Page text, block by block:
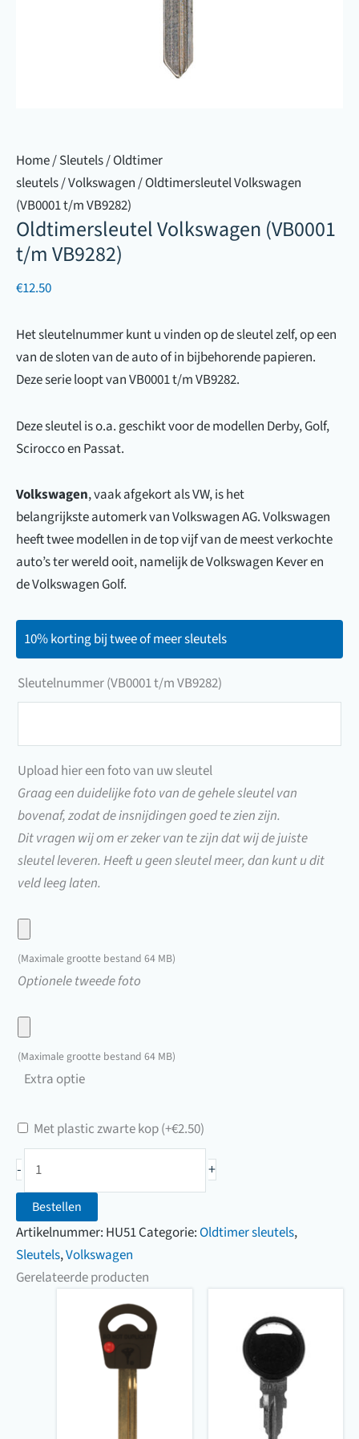
Home/Sleutels/Oldtimer
sleutels/Volkswagen/ Oldtimersleutel Volkswagen
(VB0001 t/m VB9282)
Oldtimersleutel Volkswagen (VB0001
t/m VB9282)
€12.50
Het sleutelnummer kunt u vinden op de sleutel zelf, op een
van de sloten van de auto of in bijbehorende papieren.
Deze serie loopt van VB0001 t/m VB9282.
Deze sleutel is o.a. geschikt voor de modellen Derby, Golf,
Scirocco en Passat.
Volkswagen, vaak afgekort als VW, is het
belangrijkste automerk van Volkswagen AG. Volkswagen
heeft twee modellen in de top vijf van de meest verkochte
auto’s ter wereld ooit, namelijk de Volkswagen Kever en
de Volkswagen Golf.
10% korting bij twee of meer sleutels
Sleutelnummer (VB0001 t/m VB9282)
VB9282)
Upload hier een foto van uw sleutel
Graag een duidelijke foto van de gehele sleutel van
bovenaf, zodat de insnijdingen goed te zien zijn.
Dit vragen wij om er zeker van te zijn dat wij de juiste
sleutel leveren. Heeft u geen sleutel meer, dan kunt u dit
veld leeg laten.
hier
een
van
uw
sleutel
(Maximale grootte bestand 64 MB)
Upload
foto
van
Optionele tweede foto
(Maximale grootte bestand 64 MB)
Extra optie
Met plastic zwarte kop(+€2.50)
-
(VB0001
t/m
VB9282)
aantal
+
Bestellen
Artikelnummer: HU51Categorie:Oldtimer sleutels,
Sleutels,Volkswagen
Gerelateerde producten